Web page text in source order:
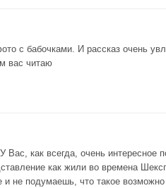
с бабочками. И рассказ очень
вас читаю
Вас, как всегда, очень интересное
как жили во времена
и не подумаешь, что такое